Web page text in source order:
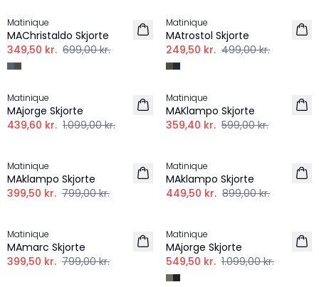
Matinique
MAChristaldo Skjorte
349,50 kr. 699,00 kr.
Matinique
MAtrostol Skjorte
249,50 kr. 499,00 kr.
-60%
Matinique
MAjorge Skjorte
439,60 kr. 1.099,00 kr.
-40%
Matinique
MAKlampo Skjorte
359,40 kr. 599,00 kr.
HØR
Matinique
MAklampo Skjorte
399,50 kr. 799,00 kr.
HØR
Matinique
MAklampo Skjorte
449,50 kr. 899,00 kr.
Matinique
MAmarc Skjorte
399,50 kr. 799,00 kr.
Matinique
MAjorge Skjorte
549,50 kr. 1.099,00 kr.
-50%